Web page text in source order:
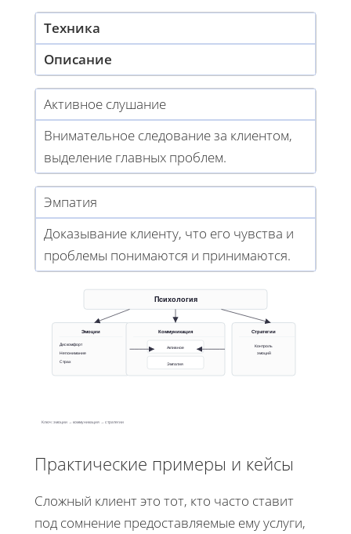
Техника
Описание
Активное слушание
Внимательное следование за клиентом,
выделение главных проблем.
Эмпатия
Доказывание клиенту, что его чувства и
проблемы понимаются и принимаются.
Психология
Эмоции
Дискомфорт
Непонимание
Страх
Коммуникация
Активное
Эмпатия
Стратегии
Контроль
эмоций
Ключ: эмоции → коммуникация → стратегии
Практические примеры и кейсы
Сложный клиент это тот, кто часто ставит
под сомнение предоставляемые ему услуги,